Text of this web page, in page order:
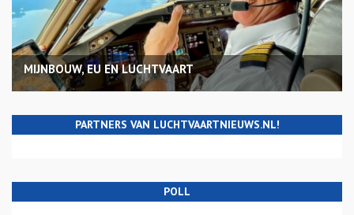
MIJNBOUW, EU EN LUCHTVAART
PARTNERS VAN LUCHTVAARTNIEUWS.NL!
POLL